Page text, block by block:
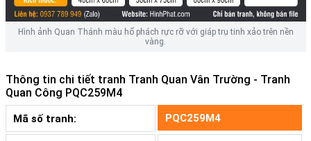
Hình ảnh Quan Thánh màu hổ phách rực rỡ với giáp trụ tinh xảo trên nền
vàng.
Thông tin chi tiết tranh Tranh Quan Vân Trường - Tranh
Quan Công PQC259M4
Mã số tranh: PQC259M4